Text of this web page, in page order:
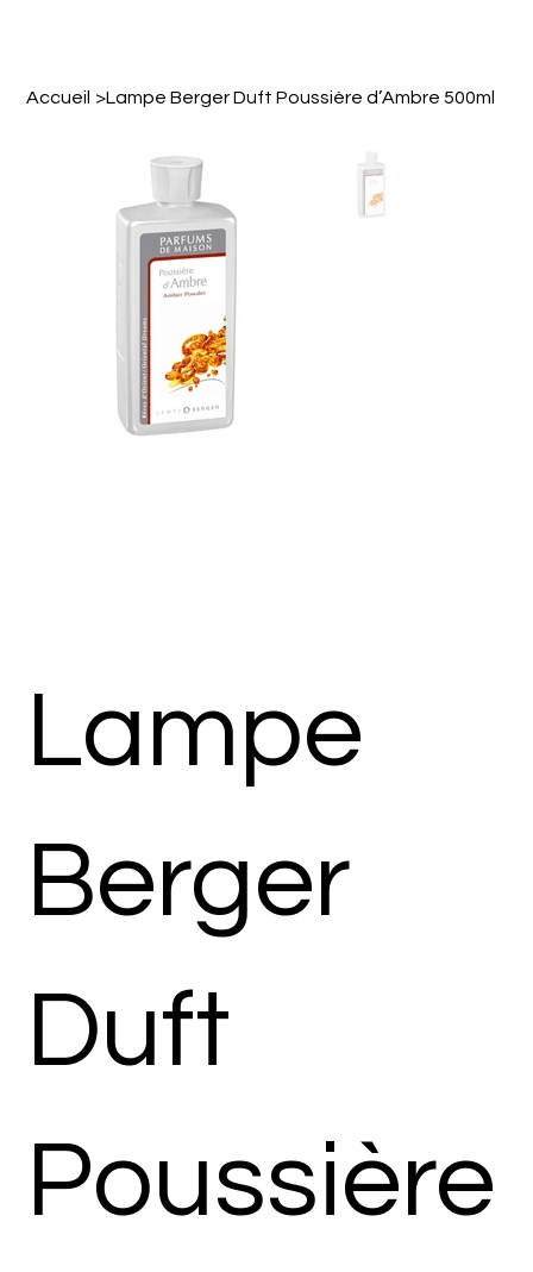
Accueil >Lampe Berger Duft Poussière d’Ambre 500ml
Lampe
Berger
Duft
Poussière